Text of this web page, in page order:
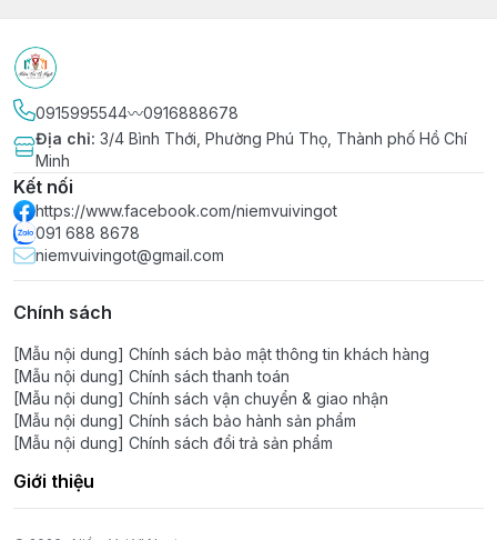
0915995544〰️0916888678
Địa chỉ: 3/4 Bình Thới, Phường Phú Thọ, Thành phố Hồ Chí
Minh
Kết nối
https://www.facebook.com/niemvuivingot
091 688 8678
niemvuivingot@gmail.com
Chính sách
[Mẫu nội dung] Chính sách bảo mật thông tin khách hàng
[Mẫu nội dung] Chính sách thanh toán
[Mẫu nội dung] Chính sách vận chuyển & giao nhận
[Mẫu nội dung] Chính sách bảo hành sản phẩm
[Mẫu nội dung] Chính sách đổi trả sản phẩm
Giới thiệu